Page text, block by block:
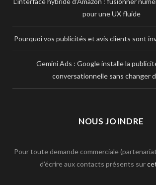
pour une UX fluide
Pourquoi vos publicités et avis clients sont
Gemini Ads : Google installe la
conversationnelle sans changer
NOUS JOINDRE
Pour toute demande commerciale
d’écrire aux contacts présents sur